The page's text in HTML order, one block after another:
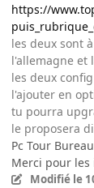
https://
les deux sont
l'allemagne et
les deux
l'ajouter en
tu pourra
le proposera
Pc Tour
Merci pour les
Modifié le